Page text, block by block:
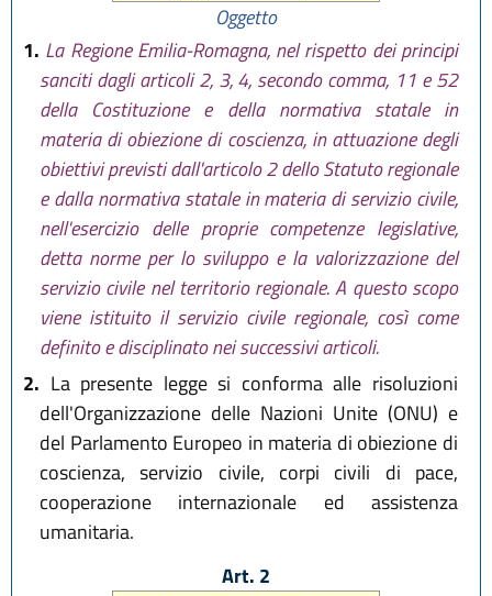
Oggetto
1. La Regione Emilia-Romagna, nel rispetto dei principi
sanciti dagli articoli 2, 3, 4, secondo comma, 11 e 52
della Costituzione e della normativa statale in
materia di obiezione di coscienza, in attuazione degli
obiettivi previsti dall'articolo 2 dello Statuto regionale
e dalla normativa statale in materia di servizio civile,
nell'esercizio delle proprie competenze legislative,
detta norme per lo sviluppo e la valorizzazione del
servizio civile nel territorio regionale. A questo scopo
viene istituito il servizio civile regionale, così come
definito e disciplinato nei successivi articoli.
2. La presente legge si conforma alle risoluzioni
dell'Organizzazione delle Nazioni Unite (ONU) e
del Parlamento Europeo in materia di obiezione di
coscienza, servizio civile, corpi civili di pace,
cooperazione internazionale ed assistenza
umanitaria.
Art. 2